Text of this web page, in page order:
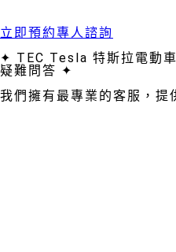
立即預約專人諮詢
✦ TEC Tesla 特斯拉電動
疑難問答 ✦
我們擁有最專業的客服，提